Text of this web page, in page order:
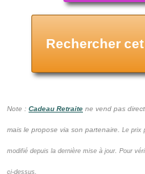
Rechercher
Note : Cadeau Retraite ne vend pas
mais le propose via son partenaire. Le prix
modifié depuis la dernière mise à jour. Pour
ci-dessus.